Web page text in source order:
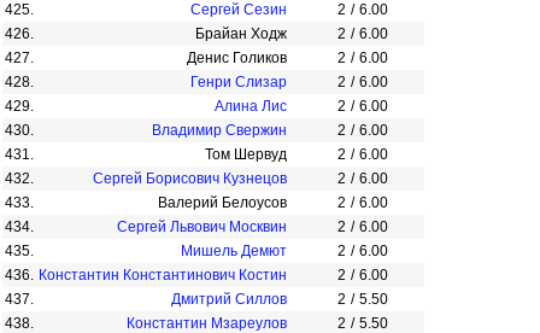
425.
Сергей Сезин 2 / 6.00
426.
Брайан Ходж 2 / 6.00
427.
Денис Голиков 2 / 6.00
428.
Генри Слизар 2 / 6.00
429.
Алина Лис 2 / 6.00
430.
Владимир Свержин 2 / 6.00
431.
Том Шервуд 2 / 6.00
432.
Сергей Борисович Кузнецов 2 / 6.00
433.
Валерий Белоусов 2 / 6.00
434.
Сергей Львович Москвин 2 / 6.00
435.
Мишель Демют 2 / 6.00
436. Константин Константинович Костин 2 / 6.00
437.
Дмитрий Силлов 2 / 5.50
438.
Константин Мзареулов 2 / 5.50